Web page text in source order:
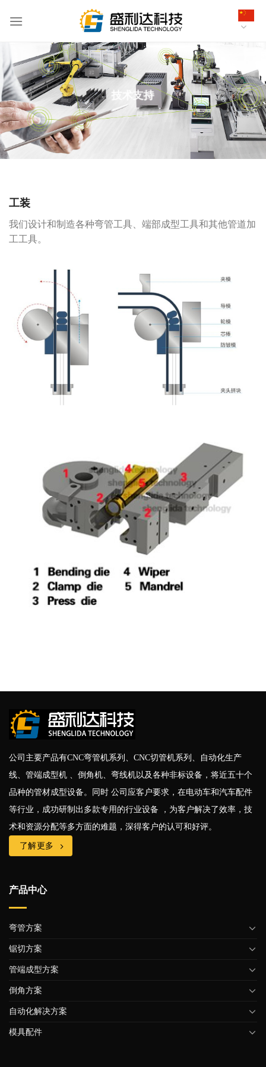
技术支持
»模具
工装
我们设计和制造各种弯管工具 、端部成型工具和其他管道加
工工具。
公司主要产品有CNC弯管机系列、CNC切管机系列、自动化生产
线、管端成型机 、倒角机、弯线机以及各种非标设备，将近五十个
品种的管材成型设备。同时 公司应客户要求，在电动车和汽车配件
等行业，成功研制出多款专用的行业设备 ，为客户解决了效率，技
术和资源分配等多方面的难题，深得客户的认可和好评。
了解更多
产品中心
弯管方案
锯切方案
管端成型方案
倒角方案
自动化解决方案
模具配件